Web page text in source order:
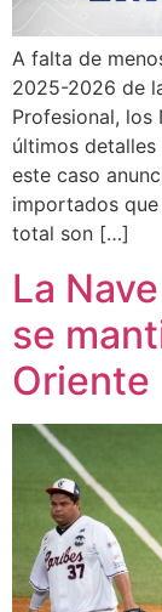
A falta de
2025-2026 de
Profesional, los
últimos
este caso
importados
total son […]
La
se
Oriente